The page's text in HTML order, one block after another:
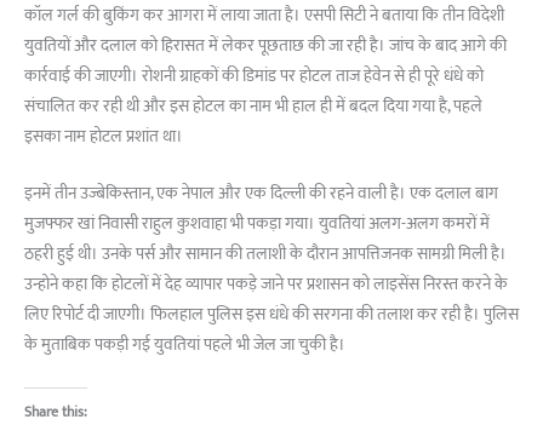
कॉल गर्ल की बुकिंग कर आगरा में लाया जाता है। एसपी सिटी ने बताया कि तीन विदेशी
युवतियों और दलाल को हिरासत में लेकर पूछताछ की जा रही है। जांच के बाद आगे की
कार्रवाई की जाएगी। रोशनी ग्राहकों की डिमांड पर होटल ताज हेवेन से ही पूरे धंधे को
संचालित कर रही थी और इस होटल का नाम भी हाल ही में बदल दिया गया है, पहले
इसका नाम होटल प्रशांत था।
इनमें तीन उज्बेकिस्तान, एक नेपाल और एक दिल्ली की रहने वाली है। एक दलाल बाग
मुजफ्फर खां निवासी राहुल कुशवाहा भी पकड़ा गया। युवतियां अलग-अलग कमरों में
ठहरी हुई थी। उनके पर्स और सामान की तलाशी के दौरान आपत्तिजनक सामग्री मिली है।
उन्होने कहा कि होटलों में देह व्यापार पकड़े जाने पर प्रशासन को लाइसेंस निरस्त करने के
लिए रिपोर्ट दी जाएगी। फिलहाल पुलिस इस धंधे की सरगना की तलाश कर रही है। पुलिस
के मुताबिक पकड़ी गई युवतियां पहले भी जेल जा चुकी है।
Share this: